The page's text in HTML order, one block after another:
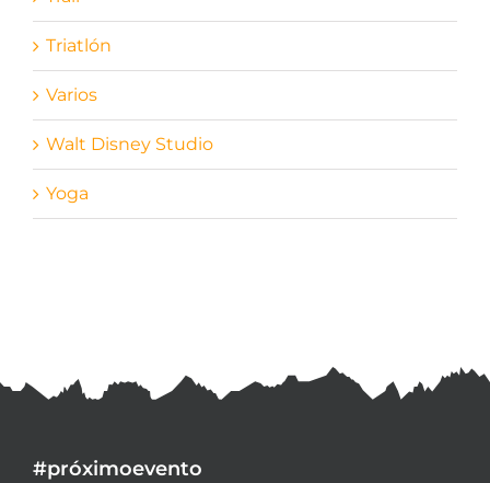
Triatlón
Varios
Walt Disney Studio
Yoga
#próximoevento